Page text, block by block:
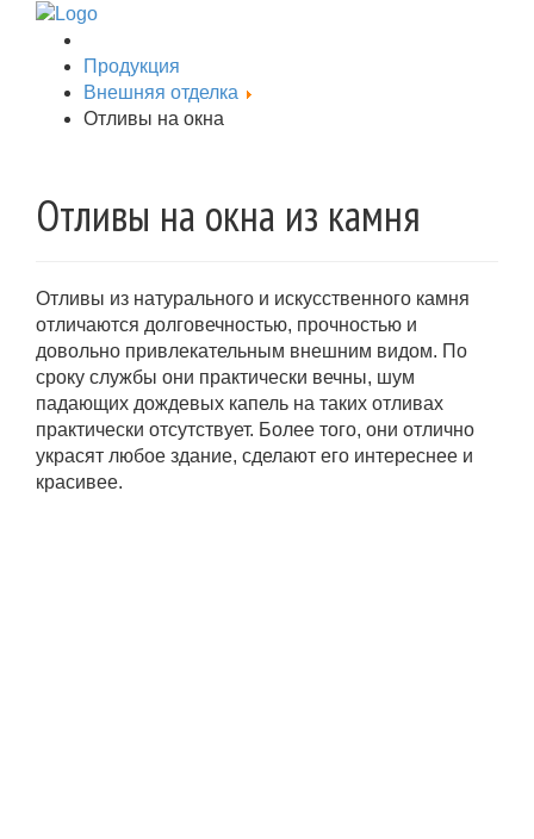
Продукция
Внешняя отделка
Отливы на окна
Отливы на окна из камня
Отливы из натурального и искусственного камня
отличаются долговечностью, прочностью и
довольно привлекательным внешним видом. По
сроку службы они практически вечны, шум
падающих дождевых капель на таких отливах
практически отсутствует. Более того, они отлично
украсят любое здание, сделают его интереснее и
красивее.